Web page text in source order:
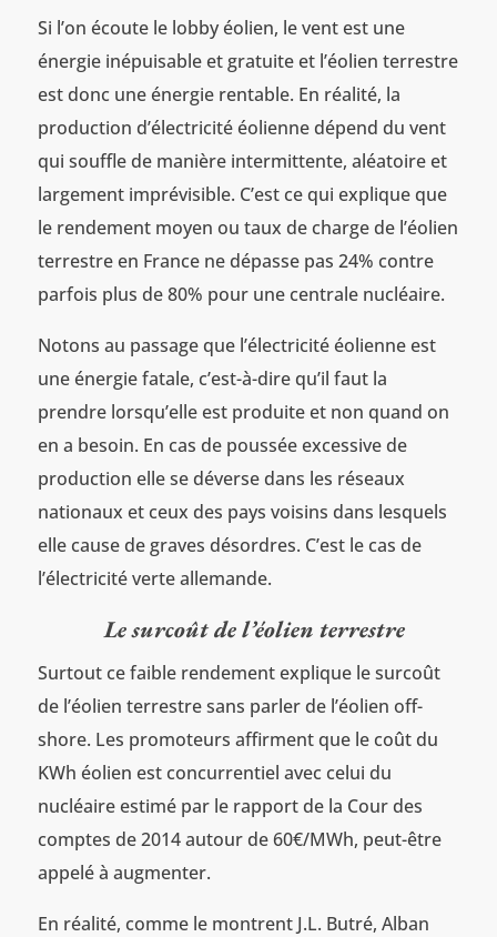
Si l’on écoute le lobby éolien, le vent est une
énergie inépuisable et gratuite et l’éolien terrestre
est donc une énergie rentable. En réalité, la
production d’électricité éolienne dépend du vent
qui souffle de manière intermittente, aléatoire et
largement imprévisible. C’est ce qui explique que
le rendement moyen ou taux de charge de l’éolien
terrestre en France ne dépasse pas 24% contre
parfois plus de 80% pour une centrale nucléaire.
Notons au passage que l’électricité éolienne est
une énergie fatale, c’est-à-dire qu’il faut la
prendre lorsqu’elle est produite et non quand on
en a besoin. En cas de poussée excessive de
production elle se déverse dans les réseaux
nationaux et ceux des pays voisins dans lesquels
elle cause de graves désordres. C’est le cas de
l’électricité verte allemande.
Le surcoût de l’éolien terrestre
Surtout ce faible rendement explique le surcoût
de l’éolien terrestre sans parler de l’éolien off-
shore. Les promoteurs affirment que le coût du
KWh éolien est concurrentiel avec celui du
nucléaire estimé par le rapport de la Cour des
comptes de 2014 autour de 60€/MWh, peut-être
appelé à augmenter.
En réalité, comme le montrent J.L. Butré, Alban